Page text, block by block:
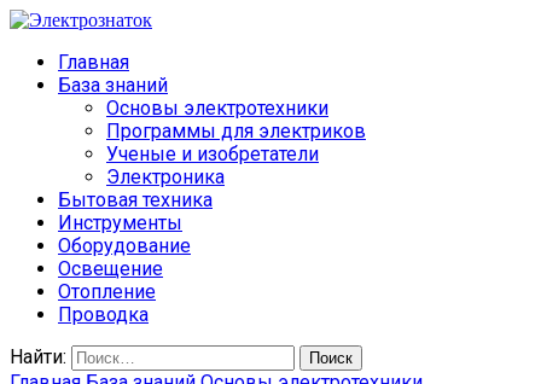
Главная
База знаний
Основы электротехники
Программы для электриков
Ученые и изобретатели
Электроника
Бытовая техника
Инструменты
Оборудование
Освещение
Отопление
Проводка
Найти: